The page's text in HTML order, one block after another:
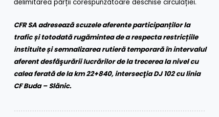
delimitarea părții corespunzătoare deschise circulației.
CFR SA adresează scuzele aferente participanților la
trafic și totodată rugămintea de arespectarestricțiile
instituite și semnalizarea rutieră temporară în intervalul
aferent desfăşurării lucrărilor de la trecerea la nivel cu
calea ferată de la km 22+840, intersecţia DJ 102 cu linia
CF Buda – Slănic.
…………………………………………………………………………